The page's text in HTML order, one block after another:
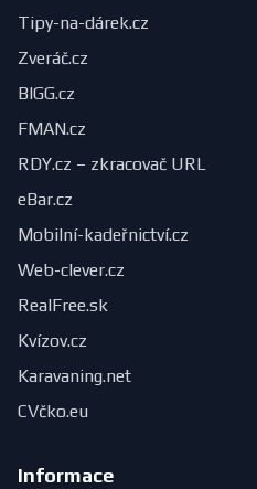
Tipy-na-dárek.cz
Zveráč.cz
BIGG.cz
FMAN.cz
RDY.cz – zkracovač URL
eBar.cz
Mobilní-kadeřnictví.cz
Web-clever.cz
RealFree.sk
Kvízov.cz
Karavaning.net
CVčko.eu
Informace